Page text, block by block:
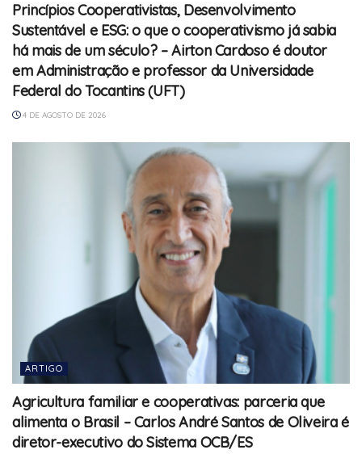
Princípios Cooperativistas, Desenvolvimento
Sustentável e ESG: o que o cooperativismo já sabia
há mais de um século? – Airton Cardoso é doutor
em Administração e professor da Universidade
Federal do Tocantins (UFT)
4 DE AGOSTO DE 2026
ARTIGO
Agricultura familiar e cooperativas: parceria que
alimenta o Brasil – Carlos André Santos de Oliveira é
diretor-executivo do Sistema OCB/ES